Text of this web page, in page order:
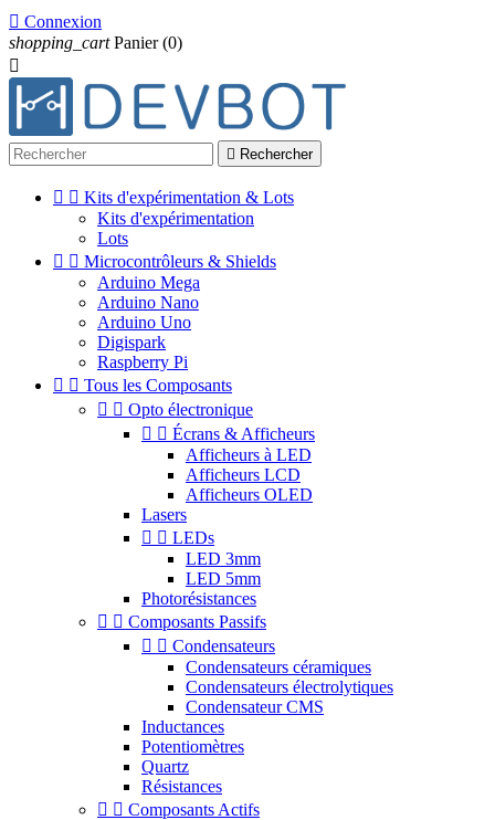
 Connexion
shopping_cart Panier (0)

 Rechercher
  Kits d'expérimentation & Lots
Kits d'expérimentation
Lots
  Microcontrôleurs & Shields
Arduino Mega
Arduino Nano
Arduino Uno
Digispark
Raspberry Pi
  Tous les Composants
  Opto électronique
  Écrans & Afficheurs
Afficheurs à LED
Afficheurs LCD
Afficheurs OLED
Lasers
  LEDs
LED 3mm
LED 5mm
Photorésistances
  Composants Passifs
  Condensateurs
Condensateurs céramiques
Condensateurs électrolytiques
Condensateur CMS
Inductances
Potentiomètres
Quartz
Résistances
  Composants Actifs